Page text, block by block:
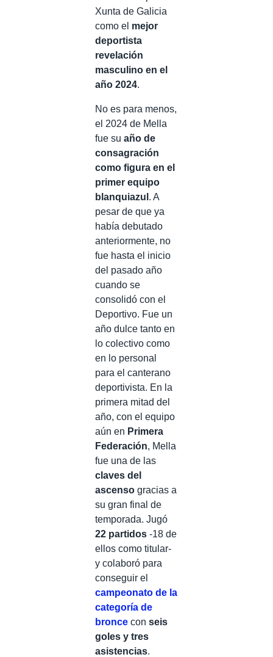
Xunta de Galicia
como el mejor
deportista
revelación
masculino en el
año 2024.
No es para menos,
el 2024 de Mella
fue su año de
consagración
como figura en el
primer equipo
blanquiazul . A
pesar de que ya
había debutado
anteriormente, no
fue hasta el inicio
del pasado año
cuando se
consolidó con el
Deportivo. Fue un
año dulce tanto en
lo colectivo como
en lo personal
para el canterano
deportivista. En la
primera mitad del
año, con el equipo
aún en Primera
Federación, Mella
fue una de las
claves del
ascenso gracias a
su gran final de
temporada. Jugó
22 partidos -18 de
ellos como titular-
y colaboró para
conseguir el
campeonato de la
categoría de
bronce con seis
goles y tres
asistencias.